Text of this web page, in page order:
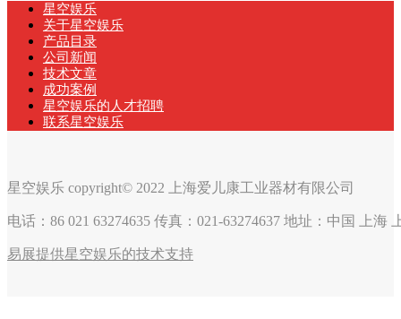
星空娱乐
关于星空娱乐
产品目录
公司新闻
技术文章
成功案例
星空娱乐的人才招聘
联系星空娱乐
星空娱乐 copyright© 2022 上海爱儿康工业器材有限公司
电话：86 021 63274635 传真：021-63274637 地址：中国 上海
易展提供星空娱乐的技术支持